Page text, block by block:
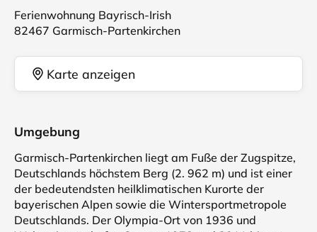
Ferienwohnung Bayrisch-Irish
82467 Garmisch-Partenkirchen
Karte anzeigen
Umgebung
Garmisch-Partenkirchen liegt am Fuße der Zugspitze,
Deutschlands höchstem Berg (2. 962 m) und ist einer
der bedeutendsten heilklimatischen Kurorte der
bayerischen Alpen sowie die Wintersportmetropole
Deutschlands. Der Olympia-Ort von 1936 und